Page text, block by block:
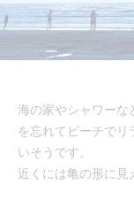
海の家やシャワーな
を忘れてビーチでリ
いそうです。
近くには亀の形に見